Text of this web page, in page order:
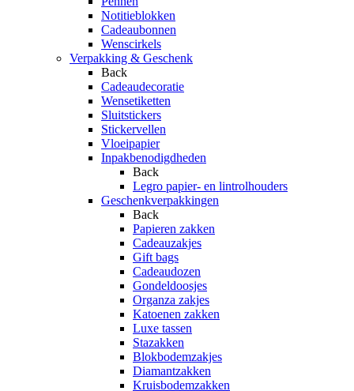
Notitieblokken
Cadeaubonnen
Wenscirkels
Verpakking & Geschenk
Back
Cadeaudecoratie
Wensetiketten
Sluitstickers
Stickervellen
Vloeipapier
Inpakbenodigdheden
Back
Legro papier- en lintrolhouders
Geschenkverpakkingen
Back
Papieren zakken
Cadeauzakjes
Gift bags
Cadeaudozen
Gondeldoosjes
Organza zakjes
Katoenen zakken
Luxe tassen
Stazakken
Blokbodemzakjes
Diamantzakken
Kruisbodemzakken